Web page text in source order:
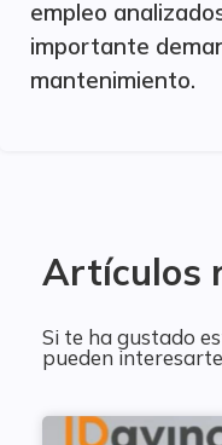
empleo
importante
mantenimiento.
Artículos
Si te ha gustado
pueden